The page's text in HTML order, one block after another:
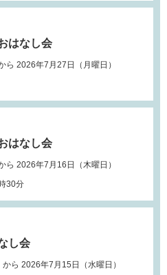
はなし会
ら 2026年7月27日（月曜日）
はなし会
ら 2026年7月16日（木曜日）
30分
し会
ら 2026年7月15日（水曜日）